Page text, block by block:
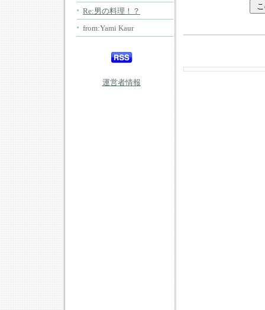
Re:男の料理！？
from:Yami Kaur
運営者情報